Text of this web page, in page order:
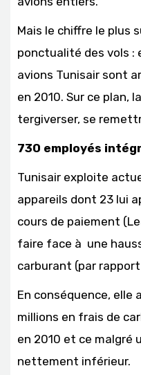
Mais le chiffre le plus
ponctualité des vols :
avions Tunisair sont
en 2010. Sur ce plan,
tergiverser, se
730 employés
Tunisair exploite
appareils dont 23 lui
cours de paiement
faire face à une
carburant (par
En conséquence, elle
millions en frais de
en 2010 et ce malgré
nettement inférieur.